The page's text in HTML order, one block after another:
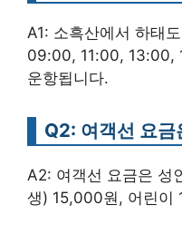
A1: 소흑산에서 하태
09:00, 11:00, 13:00,
운항됩니다.
Q2: 여객선 요금
A2: 여객선 요금은 성
생) 15,000원, 어린이